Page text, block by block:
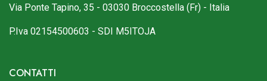
Via Ponte Tapino, 35 - 03030 Broccostella (Fr) - Italia
P.Iva 02154500603 - SDI M5ITOJA
CONTATTI